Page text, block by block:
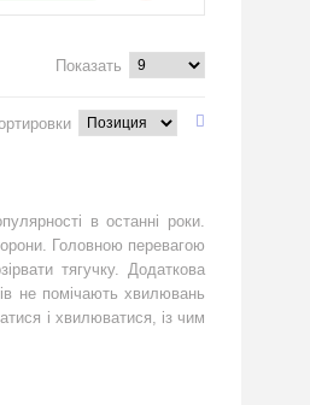
Показать
в останні роки.
Головною перевагою
тягучку. Додаткова
не помічають хвилювань
і хвилюватися, із чим